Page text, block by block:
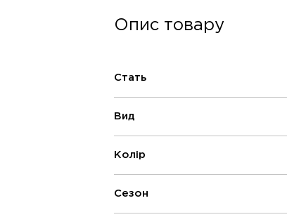
Опис товару
Стать
Вид
Колір
Сезон